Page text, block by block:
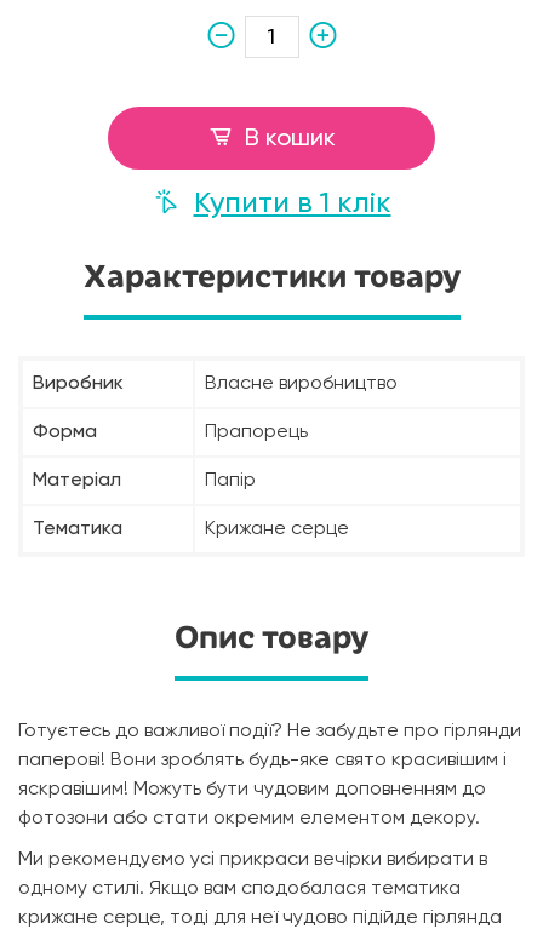
В кошик
Купити в 1 клік
Характеристики товару
Виробник Власне виробництво
Форма Прапорець
Матеріал Папір
Тематика Крижане серце
Опис товару
Готуєтесь до важливої події? Не забудьте про гірлянди
паперові! Вони зроблять будь-яке свято красивішим і
яскравішим! Можуть бути чудовим доповненням до
фотозони або стати окремим елементом декору.
Ми рекомендуємо усі прикраси вечірки вибирати в
одному стилі. Якщо вам сподобалася тематика
крижане серце, тоді для неї чудово підійде гірлянда